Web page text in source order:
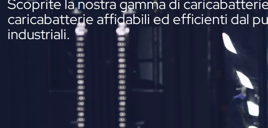
Scoprite la nostra gamma di
caricabatterie affidabili ed efficienti dal
industriali.